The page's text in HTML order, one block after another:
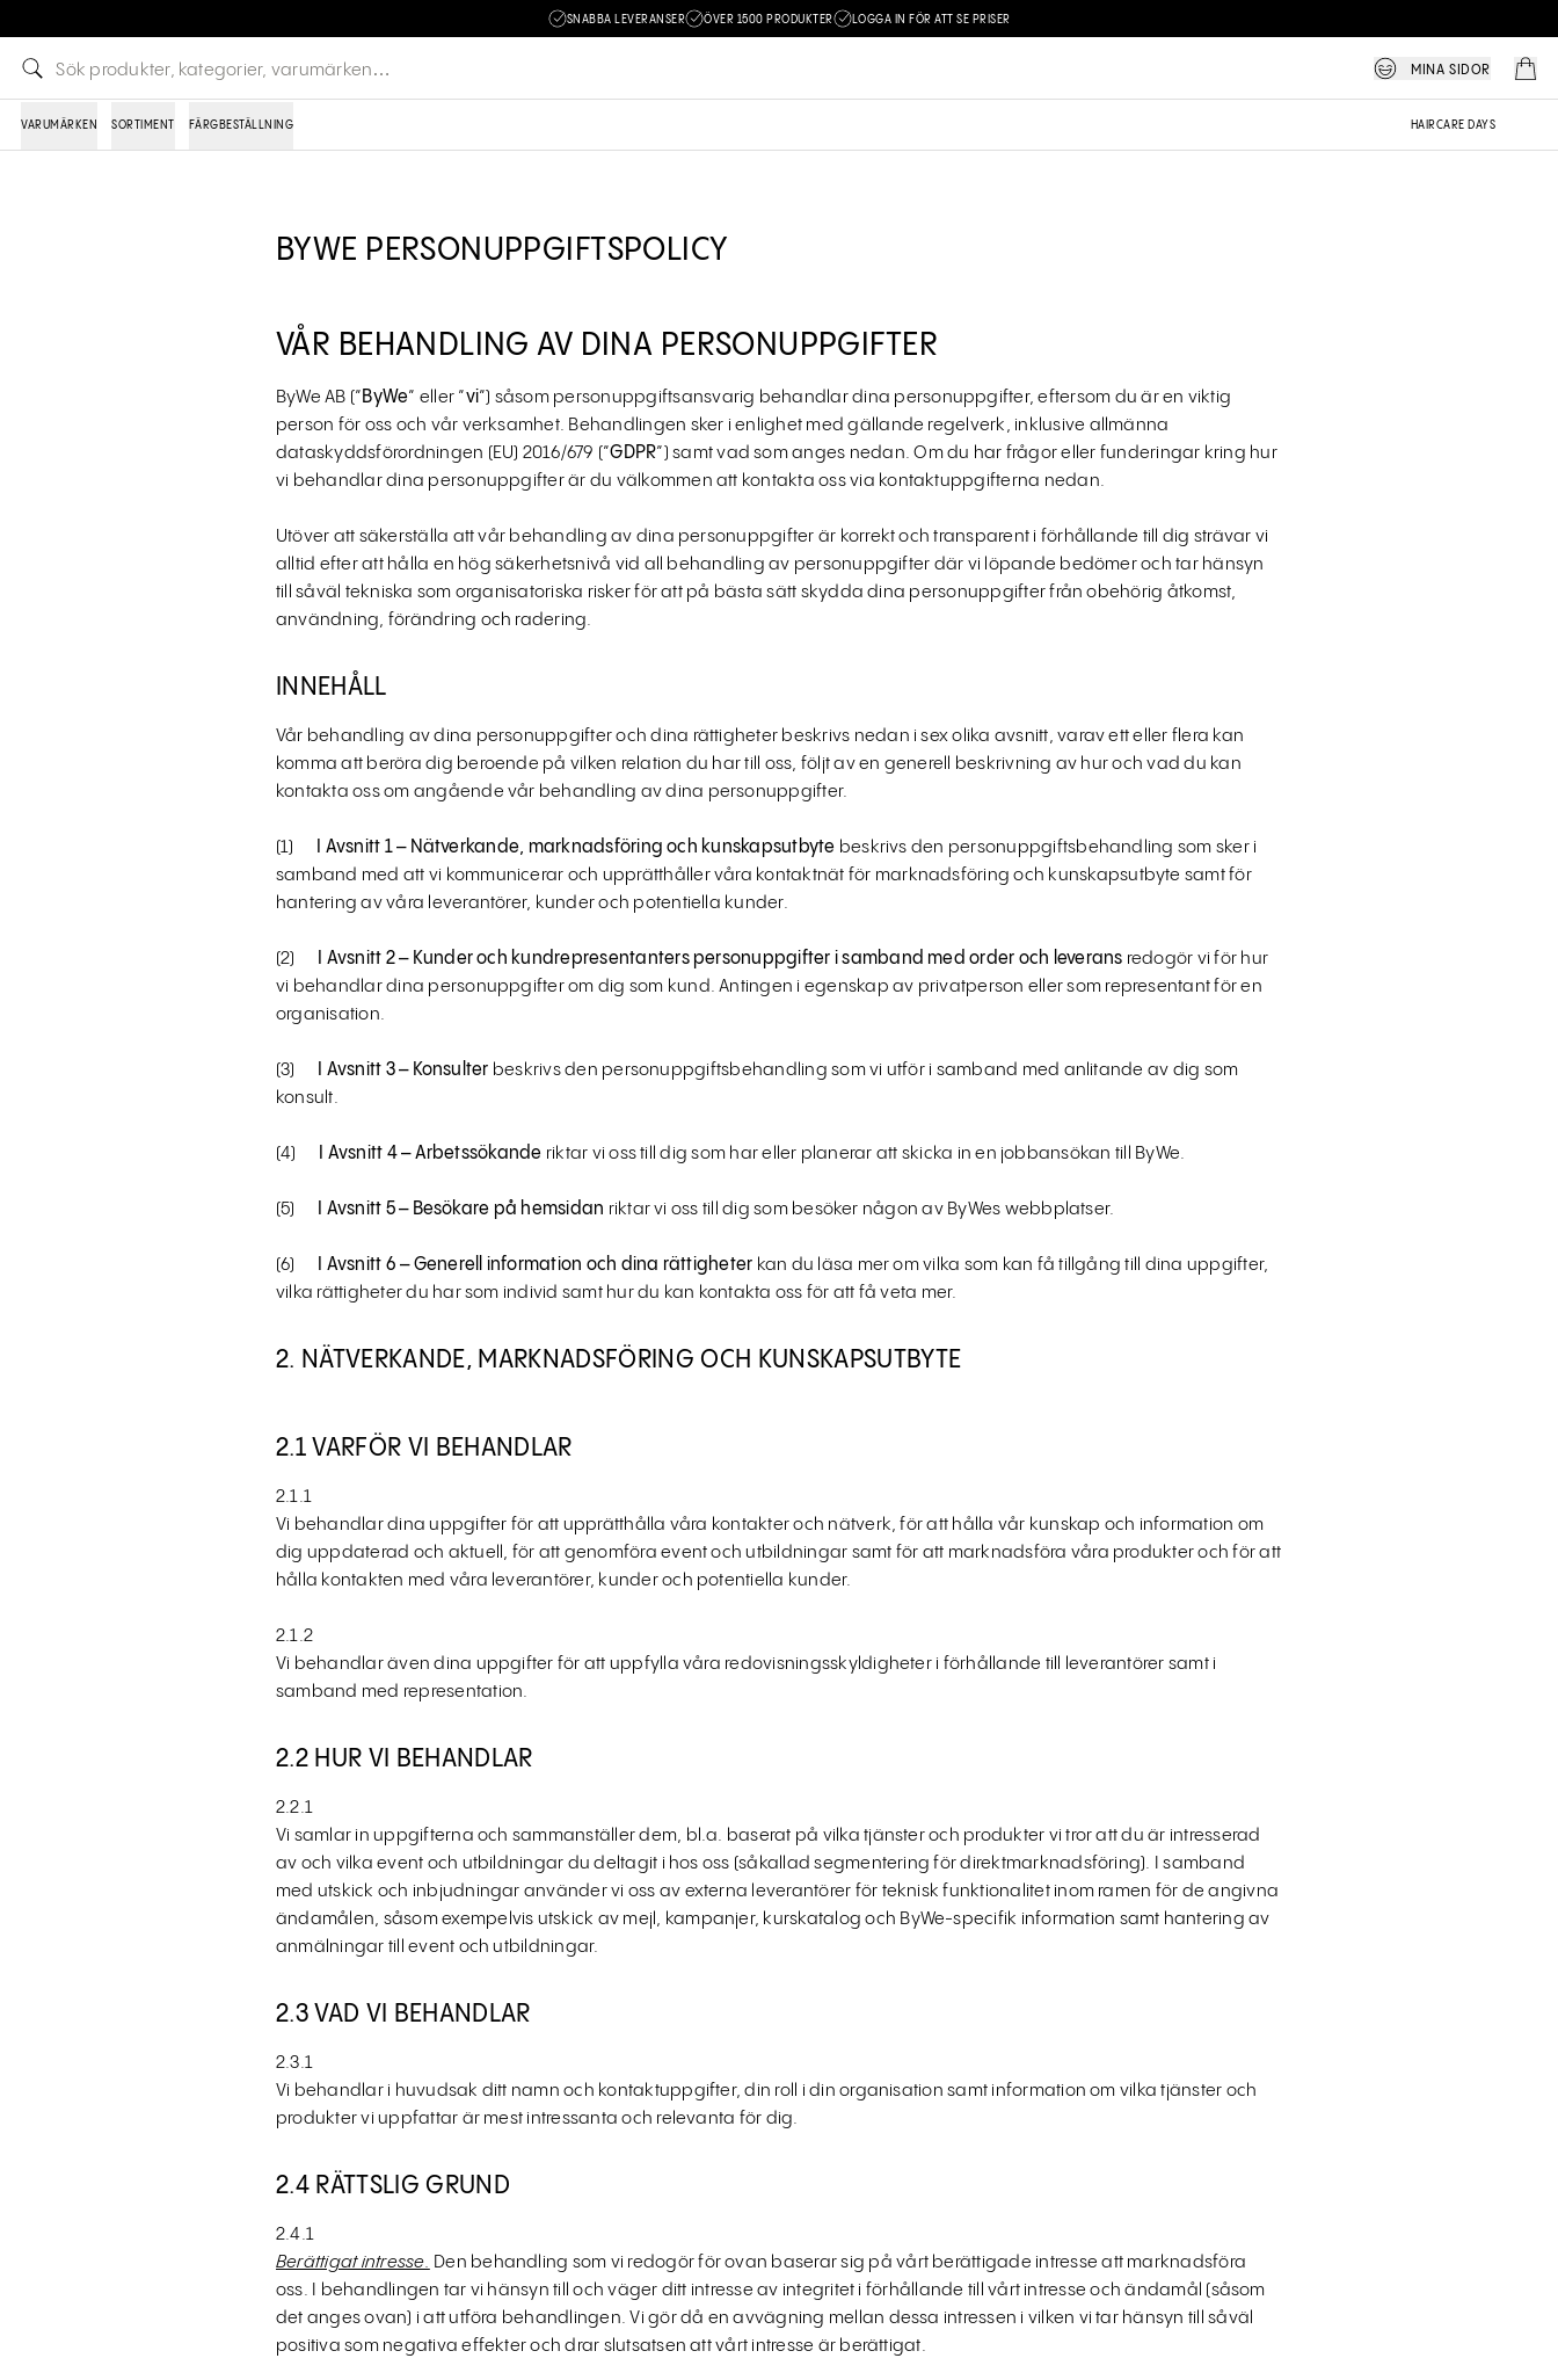
SNABBA LEVERANSER ÖVER 1500 PRODUKTER LOGGA IN FÖR ATT SE PRISER
MINA SIDOR
VARUMÄRKEN SORTIMENT FÄRGBESTÄLLNING HAIRCARE DAYS
BYWE PERSONUPPGIFTSPOLICY
VÅR BEHANDLING AV DINA PERSONUPPGIFTER
ByWe AB (”ByWe” eller ”vi”) såsom personuppgiftsansvarig behandlar dina personuppgifter, eftersom du är en viktig
person för oss och vår verksamhet. Behandlingen sker i enlighet med gällande regelverk, inklusive allmänna
dataskyddsförordningen (EU) 2016/679 (”GDPR”) samt vad som anges nedan. Om du har frågor eller funderingar kring hur
vi behandlar dina personuppgifter är du välkommen att kontakta oss via kontaktuppgifterna nedan.
Utöver att säkerställa att vår behandling av dina personuppgifter är korrekt och transparent i förhållande till dig strävar vi
alltid efter att hålla en hög säkerhetsnivå vid all behandling av personuppgifter där vi löpande bedömer och tar hänsyn
till såväl tekniska som organisatoriska risker för att på bästa sätt skydda dina personuppgifter från obehörig åtkomst,
användning, förändring och radering.
INNEHÅLL
Vår behandling av dina personuppgifter och dina rättigheter beskrivs nedan i sex olika avsnitt, varav ett eller flera kan
komma att beröra dig beroende på vilken relation du har till oss, följt av en generell beskrivning av hur och vad du kan
kontakta oss om angående vår behandling av dina personuppgifter.
(1) I Avsnitt 1 – Nätverkande, marknadsföring och kunskapsutbyte beskrivs den personuppgiftsbehandling som sker i
samband med att vi kommunicerar och upprätthåller våra kontaktnät för marknadsföring och kunskapsutbyte samt för
hantering av våra leverantörer, kunder och potentiella kunder.
(2) I Avsnitt 2 – Kunder och kundrepresentanters personuppgifter i samband med order och leverans redogör vi för hur
vi behandlar dina personuppgifter om dig som kund. Antingen i egenskap av privatperson eller som representant för en
organisation.
(3) I Avsnitt 3 – Konsulter beskrivs den personuppgiftsbehandling som vi utför i samband med anlitande av dig som
konsult.
(4) I Avsnitt 4 – Arbetssökande riktar vi oss till dig som har eller planerar att skicka in en jobbansökan till ByWe.
(5) I Avsnitt 5 – Besökare på hemsidan riktar vi oss till dig som besöker någon av ByWes webbplatser.
(6) Avsnitt 6 – Generell information och dina rättigheter kan du läsa mer om vilka som kan få tillgång till dina uppgifter,
vilka rättigheter du har som individ samt hur du kan kontakta oss för att få veta mer.
2. NÄTVERKANDE, MARKNADSFÖRING OCH KUNSKAPSUTBYTE
2.1 VARFÖR VI BEHANDLAR
2.1.1
Vi behandlar dina uppgifter för att upprätthålla våra kontakter och nätverk, för att hålla vår kunskap och information om
dig uppdaterad och aktuell, för att genomföra event och utbildningar samt för att marknadsföra våra produkter och för att
hålla kontakten med våra leverantörer, kunder och potentiella kunder.
2.1.2
Vi behandlar även dina uppgifter för att uppfylla våra redovisningsskyldigheter i förhållande till leverantörer samt i
samband med representation.
2.2 HUR VI BEHANDLAR
2.2.1
Vi samlar in uppgifterna och sammanställer dem, bl.a. baserat på vilka tjänster och produkter vi tror att du är intresserad
av och vilka event och utbildningar du deltagit i hos oss (såkallad segmentering för direktmarknadsföring). I samband
med utskick och inbjudningar använder vi oss av externa leverantörer för teknisk funktionalitet inom ramen för de angivna
ändamålen, såsom exempelvis utskick av mejl, kampanjer, kurskatalog och ByWe-specifik information samt hantering av
anmälningar till event och utbildningar.
2.3 VAD VI BEHANDLAR
2.3.1
Vi behandlar i huvudsak ditt namn och kontaktuppgifter, din roll i din organisation samt information om vilka tjänster och
produkter vi uppfattar är mest intressanta och relevanta för dig.
2.4 RÄTTSLIG GRUND
2.4.1
Berättigat intresse. Den behandling som vi redogör för ovan baserar sig på vårt berättigade intresse att marknadsföra
oss. I behandlingen tar vi hänsyn till och väger ditt intresse av integritet i förhållande till vårt intresse och ändamål (såsom
det anges ovan) i att utföra behandlingen. Vi gör då en avvägning mellan dessa intressen i vilken vi tar hänsyn till såväl
positiva som negativa effekter och drar slutsatsen att vårt intresse är berättigat.